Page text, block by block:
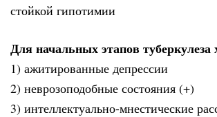
стойкой гипотимии
Для начальных этапов
1) ажитированные депрессии
2) неврозоподобные состояния (+)
3) интеллектуально-мнестические